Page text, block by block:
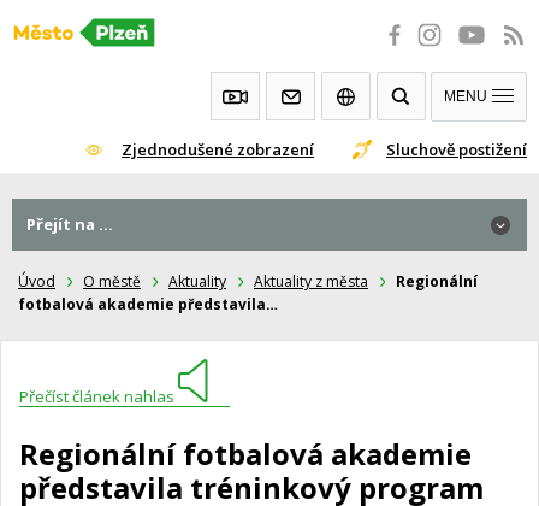
Přeskočit
Zjednodušené zobrazení Sluchově postižení
MENU
Úvod O městě Aktuality Aktuality z města
Regionální
fotbalová akademie představila…
Přečíst článek nahlas
Regionální fotbalová akademie
představila tréninkový program
Přejít na ...